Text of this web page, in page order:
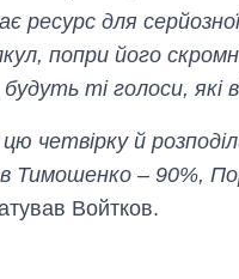
ресурс для
попри його
ті голоси, які
четвірку й
Тимошенко – 90%,
Войтков.